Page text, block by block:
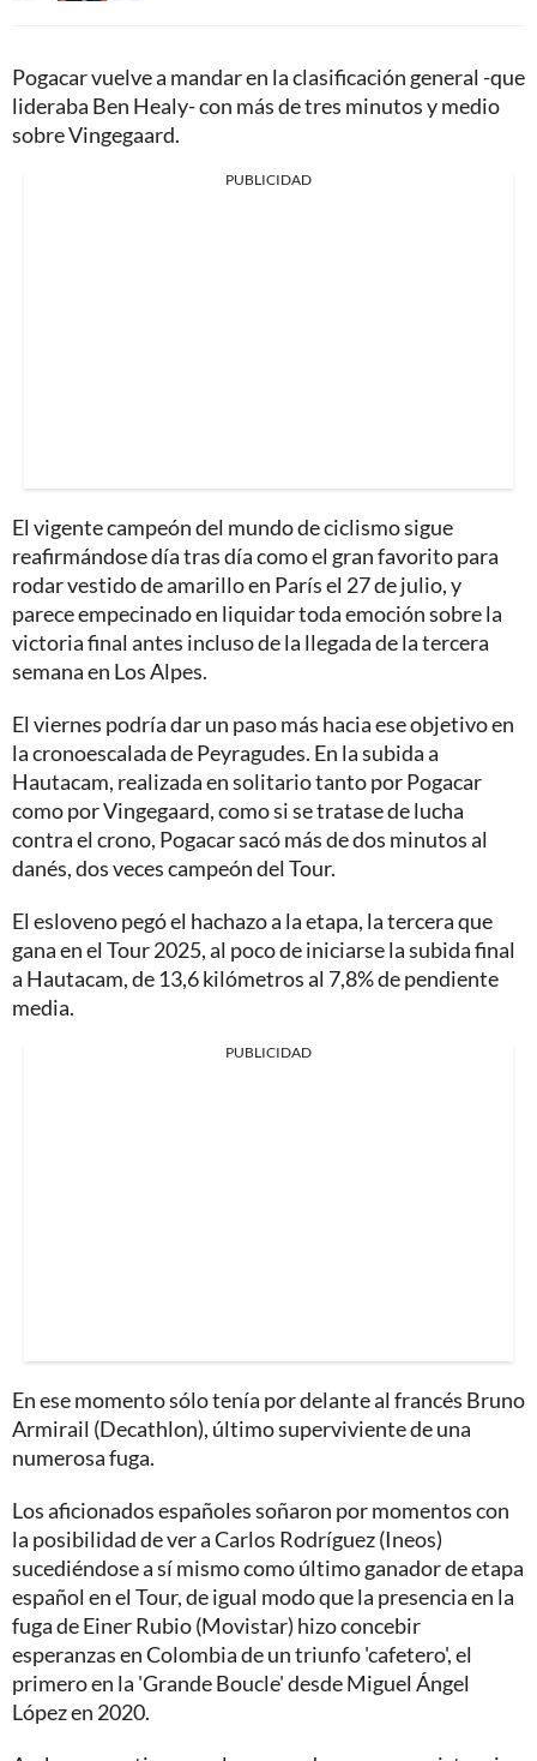
Pogacar vuelve a mandar en la clasificación general -que
lideraba Ben Healy- con más de tres minutos y medio
sobre Vingegaard.
PUBLICIDAD
El vigente campeón del mundo de ciclismo sigue
reafirmándose día tras día como el gran favorito para
rodar vestido de amarillo en París el 27 de julio, y
parece empecinado en liquidar toda emoción sobre la
victoria final antes incluso de la llegada de la tercera
semana en Los Alpes.
El viernes podría dar un paso más hacia ese objetivo en
la cronoescalada de Peyragudes. En la subida a
Hautacam, realizada en solitario tanto por Pogacar
como por Vingegaard, como si se tratase de lucha
contra el crono, Pogacar sacó más de dos minutos al
danés, dos veces campeón del Tour.
El esloveno pegó el hachazo a la etapa, la tercera que
gana en el Tour 2025, al poco de iniciarse la subida final
a Hautacam, de 13,6 kilómetros al 7,8% de pendiente
media.
PUBLICIDAD
En ese momento sólo tenía por delante al francés Bruno
Armirail (Decathlon), último superviviente de una
numerosa fuga.
Los aficionados españoles soñaron por momentos con
la posibilidad de ver a Carlos Rodríguez (Ineos)
sucediéndose a sí mismo como último ganador de etapa
español en el Tour, de igual modo que la presencia en la
fuga de Einer Rubio (Movistar) hizo concebir
esperanzas en Colombia de un triunfo 'cafetero', el
primero en la 'Grande Boucle' desde Miguel Ángel
López en 2020.